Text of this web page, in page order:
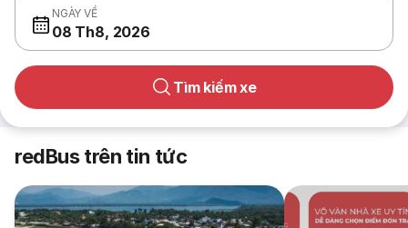
NGÀY VỀ
08 Th8, 2026
Tìm kiếm xe
redBus trên tin tức